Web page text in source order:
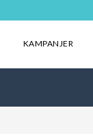
KAMPANJER